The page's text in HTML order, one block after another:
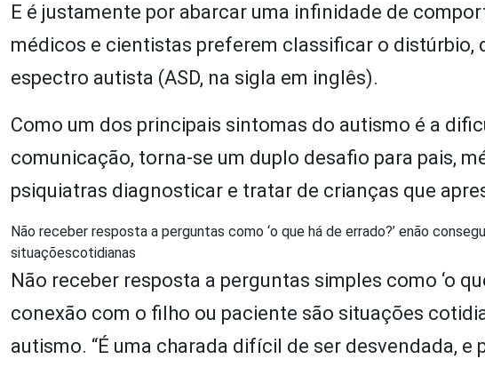
E é justamente por abarcar uma infinidade de
médicos e cientistas preferem classificar o distúrbio,
espectro autista (ASD, na sigla em inglês).
Como um dos principais sintomas do autismo é a
comunicação, torna-se um duplo desafio para pais,
psiquiatras diagnosticar e tratar de crianças que
Não receber resposta a perguntas como ‘o que há de errado?’ enão
situaçõescotidianas
Não receber resposta a perguntas simples como ‘o
conexão com o filho ou paciente são situações
autismo. “É uma charada difícil de ser desvendada,